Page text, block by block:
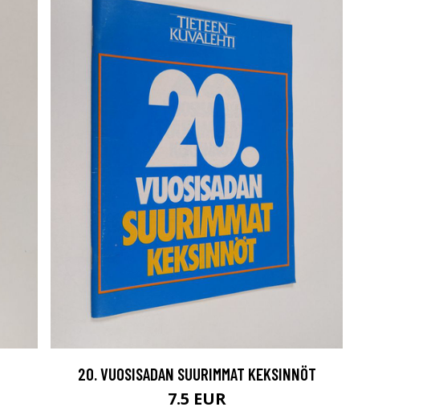
20. VUOSISADAN SUURIMMAT KEKSINNÖT
7.5 EUR